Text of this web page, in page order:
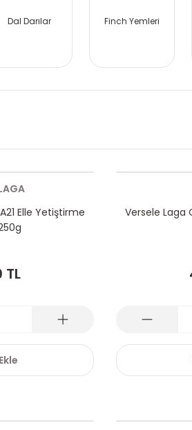
Dal Darılar Finch Yemleri
Elle Yetiştirme
TL
Versele Laga